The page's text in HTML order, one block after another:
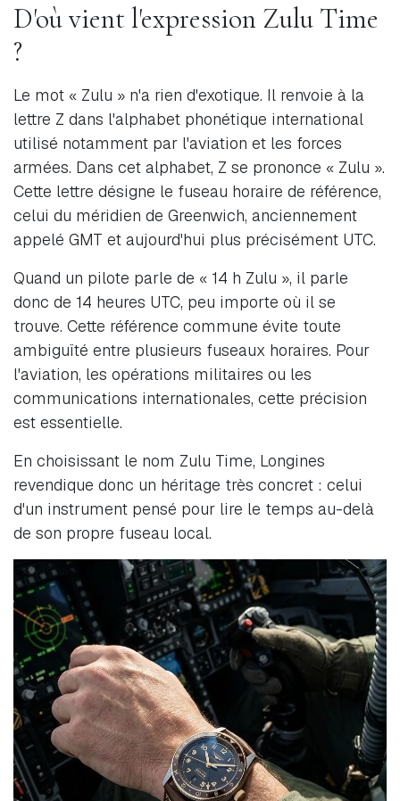
D'où vient l'expression Zulu Time
?
Le mot « Zulu » n'a rien d'exotique. Il renvoie à la
lettre Z dans l'alphabet phonétique international
utilisé notamment par l'aviation et les forces
armées. Dans cet alphabet, Z se prononce « Zulu ».
Cette lettre désigne le fuseau horaire de référence,
celui du méridien de Greenwich, anciennement
appelé GMT et aujourd'hui plus précisément UTC.
Quand un pilote parle de « 14 h Zulu », il parle
donc de 14 heures UTC, peu importe où il se
trouve. Cette référence commune évite toute
ambiguïté entre plusieurs fuseaux horaires. Pour
l'aviation, les opérations militaires ou les
communications internationales, cette précision
est essentielle.
En choisissant le nom Zulu Time, Longines
revendique donc un héritage très concret : celui
d'un instrument pensé pour lire le temps au-delà
de son propre fuseau local.